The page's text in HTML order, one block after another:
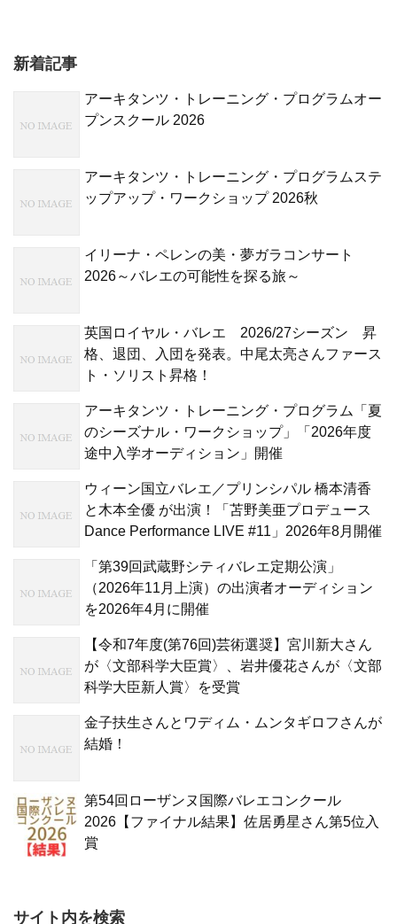
新着記事
アーキタンツ・トレーニング・プログラムオー
プンスクール 2026
アーキタンツ・トレーニング・プログラムステ
ップアップ・ワークショップ 2026秋
イリーナ・ペレンの美・夢ガラコンサート
2026～バレエの可能性を探る旅～
英国ロイヤル・バレエ 2026/27シーズン 昇
格、退団、入団を発表。中尾太亮さんファース
ト・ソリスト昇格！
アーキタンツ・トレーニング・プログラム「夏
のシーズナル・ワークショップ」「2026年度
途中入学オーディション」開催
ウィーン国立バレエ／プリンシパル 橋本清香
と木本全優 が出演！「苫野美亜プロデュース
Dance Performance LIVE #11」2026年8月開催
「第39回武蔵野シティバレエ定期公演」
（2026年11月上演）の出演者オーディション
を2026年4月に開催
【令和7年度(第76回)芸術選奨】宮川新大さん
が〈文部科学大臣賞〉、岩井優花さんが〈文部
科学大臣新人賞〉を受賞
金子扶生さんとワディム・ムンタギロフさんが
結婚！
第54回ローザンヌ国際バレエコンクール
2026【ファイナル結果】佐居勇星さん第5位入
賞
サイト内を検索